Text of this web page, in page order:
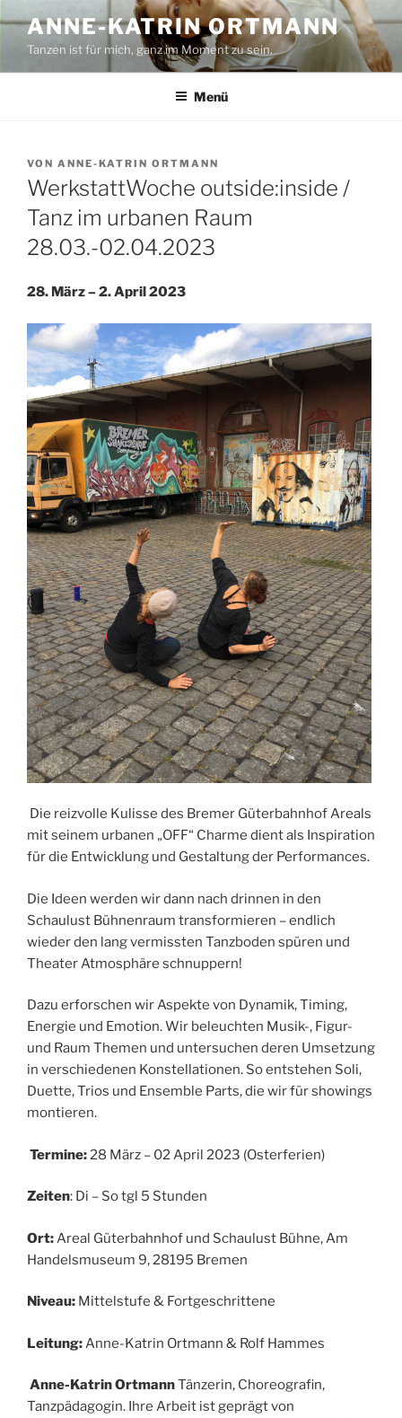
Zum
Inhalt
springen
ANNE-KATRIN ORTMANN
Tanzen ist für mich, ganz im Moment zu sein.
Menü
VERÖFFENTLICHT
AM
VON ANNE-KATRIN ORTMANN
WerkstattWoche outside:inside /
Tanz im urbanen Raum
28.03.-02.04.2023
28. März – 2. April 2023
Die reizvolle Kulisse des Bremer Güterbahnhof Areals
mit seinem urbanen „OFF“ Charme dient als Inspiration
für die Entwicklung und Gestaltung der Performances.
Die Ideen werden wir dann nach drinnen in den
Schaulust Bühnenraum transformieren – endlich
wieder den lang vermissten Tanzboden spüren und
Theater Atmosphäre schnuppern!
Dazu erforschen wir Aspekte von Dynamik, Timing,
Energie und Emotion. Wir beleuchten Musik-, Figur-
und Raum Themen und untersuchen deren Umsetzung
in verschiedenen Konstellationen. So entstehen Soli,
Duette, Trios und Ensemble Parts, die wir für showings
montieren.
Termine:28 März – 02 April 2023 (Osterferien)
Zeiten: Di – So tgl 5 Stunden
Ort:Areal Güterbahnhof und Schaulust Bühne, Am
Handelsmuseum 9, 28195 Bremen
Niveau: Mittelstufe & Fortgeschrittene
Leitung:Anne-Katrin Ortmann & Rolf Hammes
Anne-Katrin OrtmannTänzerin, Choreografin,
Tanzpädagogin. Ihre Arbeit ist geprägt von